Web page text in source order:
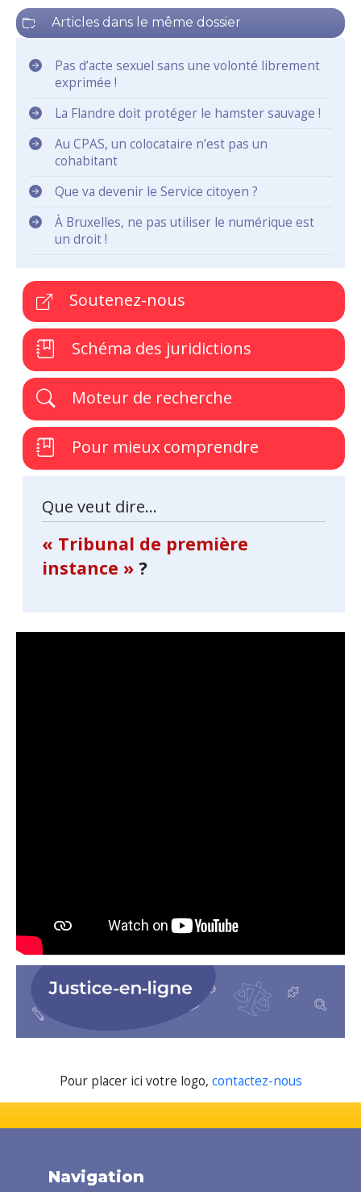
Articles dans le même dossier
Pas d’acte sexuel sans une volonté librement
exprimée !
La Flandre doit protéger le hamster sauvage !
Au CPAS, un colocataire n’est pas un
cohabitant
Que va devenir le Service citoyen ?
À Bruxelles, ne pas utiliser le numérique est
un droit !
Soutenez-nous
Schéma des juridictions
Moteur de recherche
Pour mieux comprendre
Que veut dire...
« Tribunal de première
instance » ?
Pour placer ici votre logo, contactez-nous
Navigation